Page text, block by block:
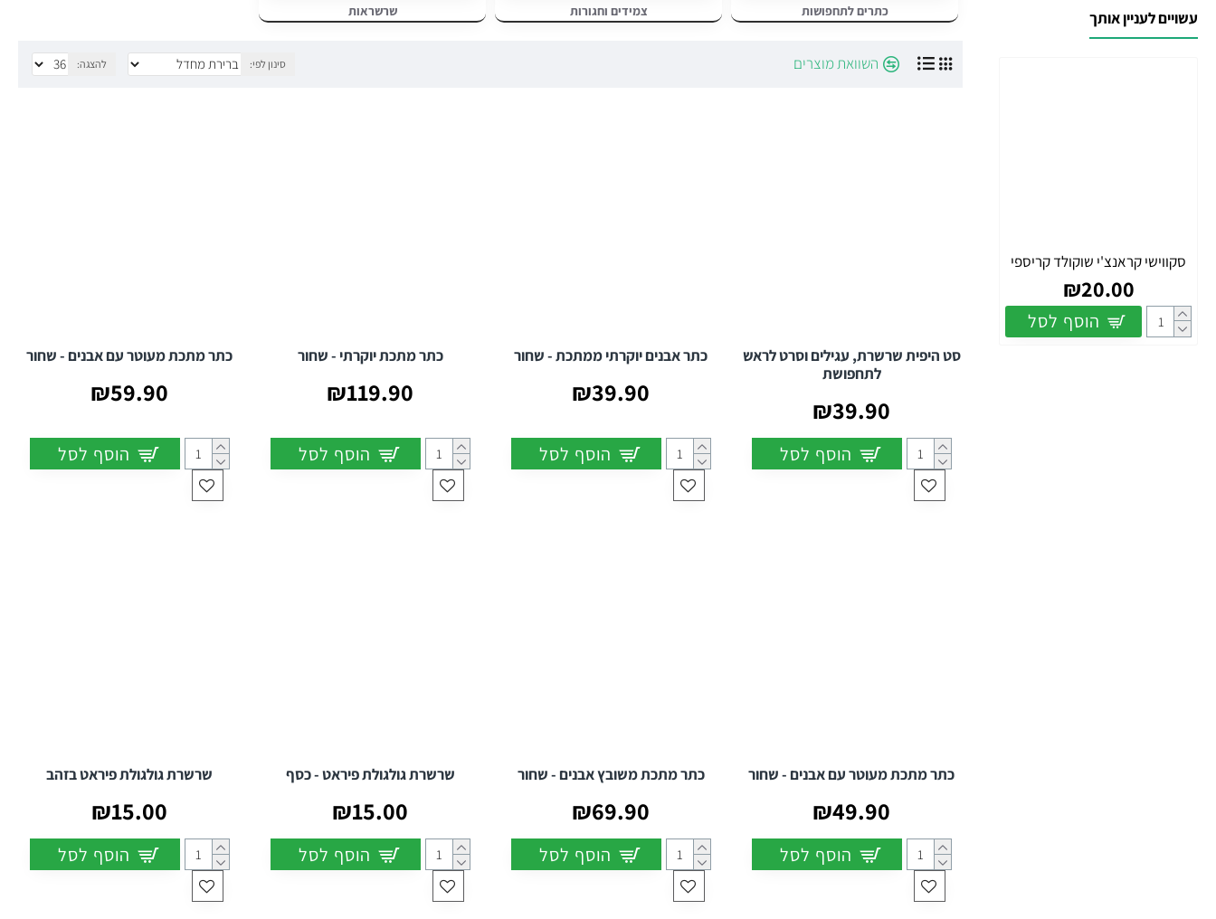
עשויים לעניין אותך
סקווישי קראנצ'י שוקולד קריספי
₪20.00
הוסף לסל
כתרים לתחפושות צמידים וחגורות שרשראות
השוואת מוצרים סינון לפי: להצגה:
סט היפית שרשרת, עגילים וסרט לראש
לתחפושת
₪39.90
הוסף לסל
כתר אבנים יוקרתי ממתכת - שחור
₪39.90
הוסף לסל
כתר מתכת יוקרתי - שחור
₪119.90
הוסף לסל
כתר מתכת מעוטר עם אבנים - שחור
₪59.90
הוסף לסל
כתר מתכת מעוטר עם אבנים - שחור
₪49.90
הוסף לסל
כתר מתכת משובץ אבנים - שחור
₪69.90
הוסף לסל
שרשרת גולגולת פיראט - כסף
₪15.00
הוסף לסל
שרשרת גולגולת פיראט בזהב
₪15.00
הוסף לסל